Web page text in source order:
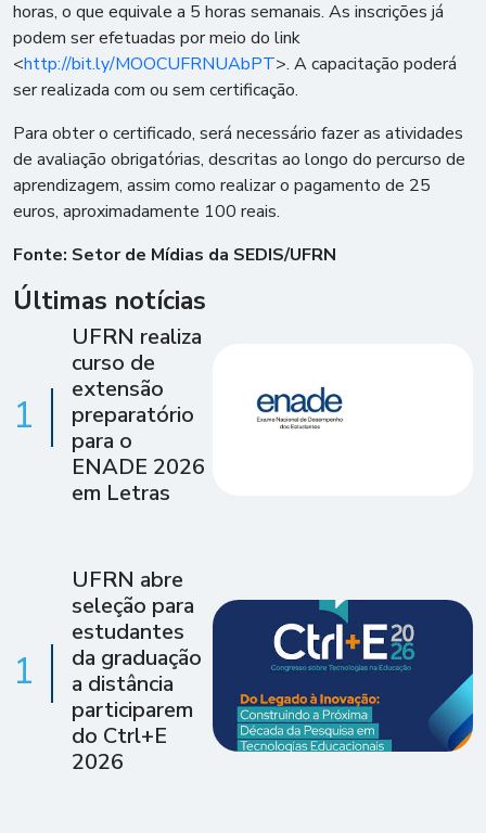
horas, o que equivale a 5 horas semanais. As inscrições já
podem ser efetuadas por meio do link
<http://bit.ly/MOOCUFRNUAbPT>. A capacitação poderá
ser realizada com ou sem certificação.
Para obter o certificado, será necessário fazer as atividades
de avaliação obrigatórias, descritas ao longo do percurso de
aprendizagem, assim como realizar o pagamento de 25
euros, aproximadamente 100 reais.
Fonte: Setor de Mídias da SEDIS/UFRN
Últimas notícias
1
UFRN realiza
curso de
extensão
preparatório
para o
ENADE 2026
em Letras
1
UFRN abre
seleção para
estudantes
da graduação
a distância
participarem
do Ctrl+E
2026